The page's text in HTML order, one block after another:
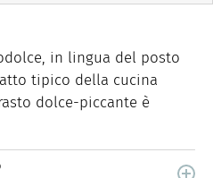
in lingua del posto
tipico della cucina
dolce-piccante è